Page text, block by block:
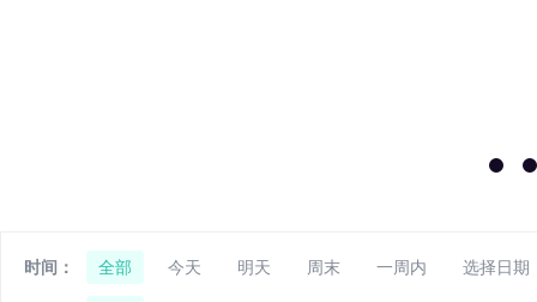
时间： 全部 今天 明天 周末 一周内 选择日期